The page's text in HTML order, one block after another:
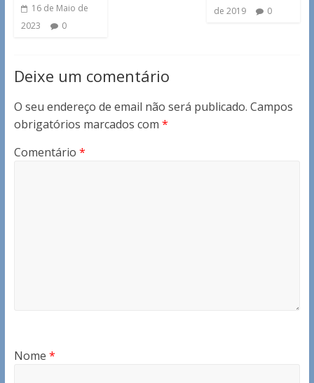
16 de Maio de
2023
0
de 2019
0
Deixe um comentário
O seu endereço de email não será publicado. Campos
obrigatórios marcados com *
Comentário *
Nome *